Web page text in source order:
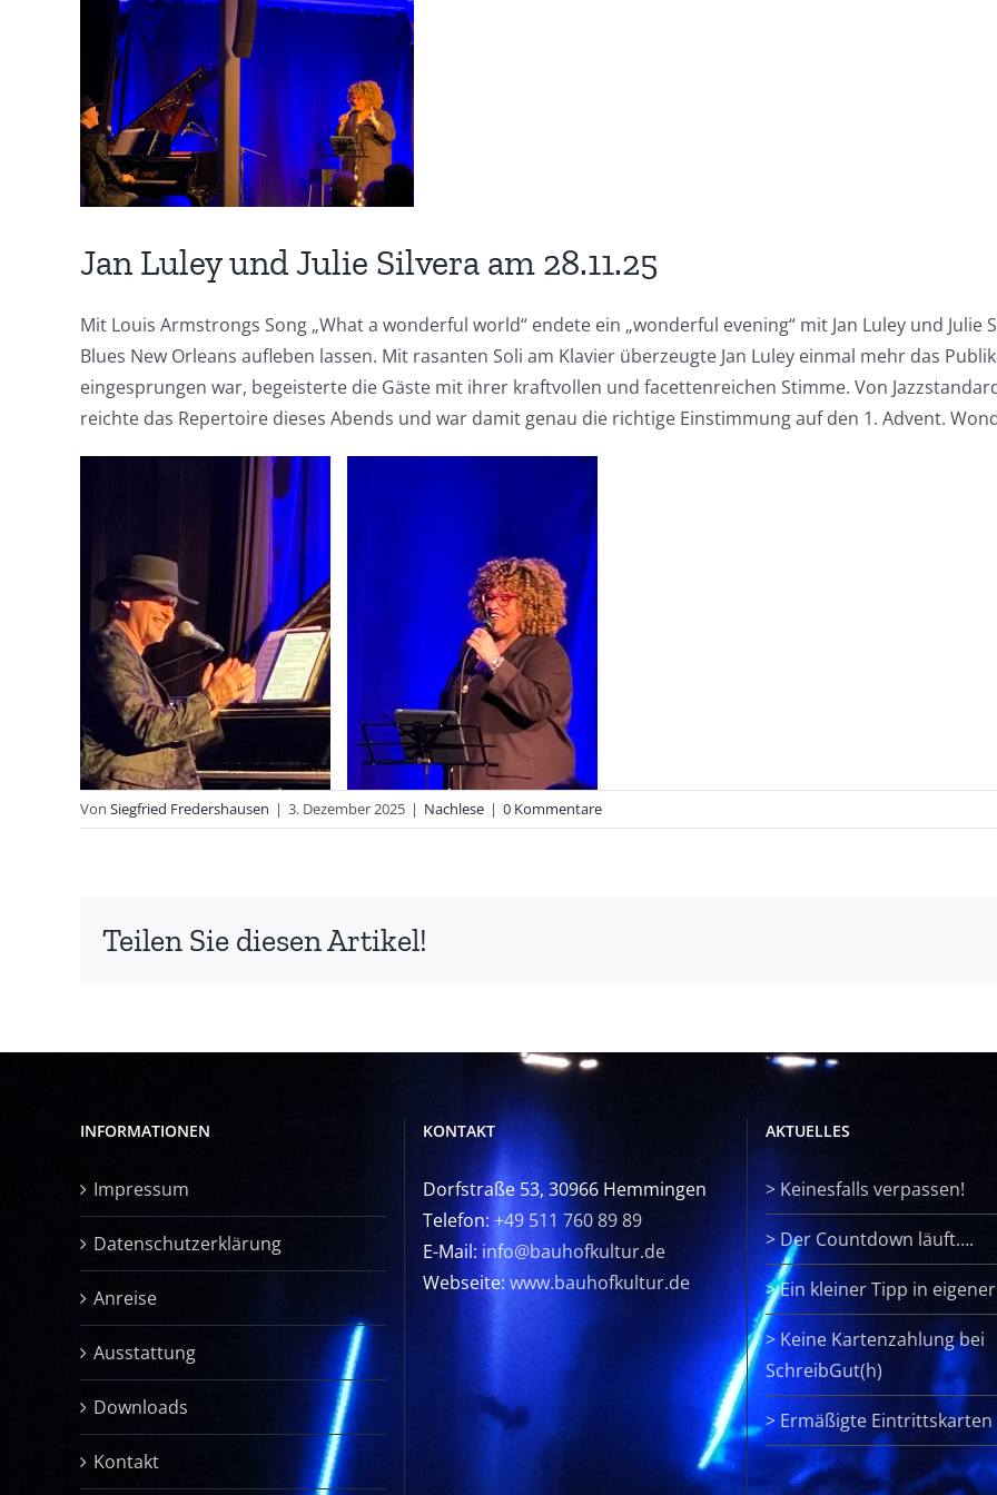
Jan Luley und Julie Silvera am 28.11.25
Mit Louis Armstrongs Song „What a wonderful world“ endete ein „wonderful evening“ mit Jan Luley und Julie
Blues New Orleans aufleben lassen. Mit rasanten Soli am Klavier überzeugte Jan Luley einmal mehr das
eingesprungen war, begeisterte die Gäste mit ihrer kraftvollen und facettenreichen Stimme. Von
reichte das Repertoire dieses Abends und war damit genau die richtige Einstimmung auf den 1. Advent.
Von Siegfried Fredershausen | 3. Dezember 2025 | Nachlese | 0 Kommentare
Teilen Sie diesen Artikel!
INFORMATIONEN
Impressum
Datenschutzerklärung
Anreise
Ausstattung
Downloads
Kontakt
KONTAKT
Dorfstraße 53, 30966 Hemmingen
Telefon: +49 511 760 89 89
E-Mail: info@bauhofkultur.de
Webseite: www.bauhofkultur.de
AKTUELLES
> Keinesfalls verpassen!
>Der Countdown läuft….
>Ein kleiner Tipp in
> Keine Kartenzahlung bei
SchreibGut(h)
> Ermäßigte Eintrittskarten